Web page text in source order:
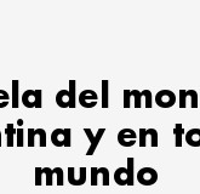
del
y en
mundo